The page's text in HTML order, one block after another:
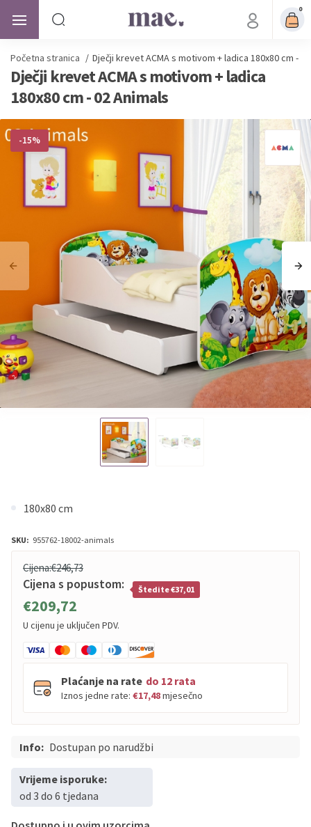
0
Početna stranica / Dječji krevet ACMA s motivom + ladica 180x80 cm -
Dječji krevet ACMA s motivom + ladica
180x80 cm - 02 Animals
-15%
180x80 cm
SKU: 955762-18002-animals
Cijena:€246,73
Cijena s popustom:
€209,72
Štedite €37,01
U cijenu je uključen PDV.
Plaćanje na rate do 12 rata
Iznos jedne rate: €17,48mjesečno
PBZ Visa
Erste
Erste
Master
Info: Dostupan po narudžbi
Vrijeme isporuke:
od 3 do 6 tjedana